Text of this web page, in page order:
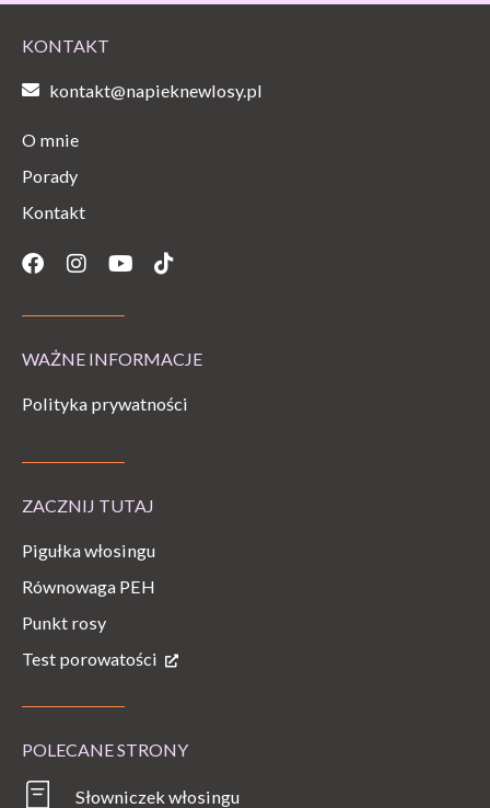
KONTAKT
kontakt@napieknewlosy.pl
O mnie
Porady
Kontakt
Facebook
Instagram
YoutubeTiktok
WAŻNE INFORMACJE
Polityka prywatności
ZACZNIJ TUTAJ
Pigułka włosingu
Równowaga PEH
Punkt rosy
Test porowatości
POLECANE STRONY
Słowniczek włosingu